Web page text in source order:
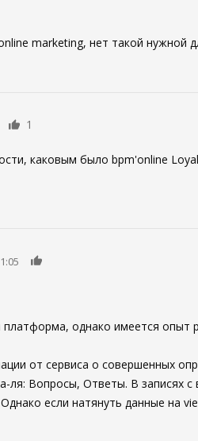
marketing, нет такой нужной
1
каковым было bpm'online
однако имеется опыт
от сервиса о совершенных
ля: Вопросы, Ответы. В
если натянуть данные на